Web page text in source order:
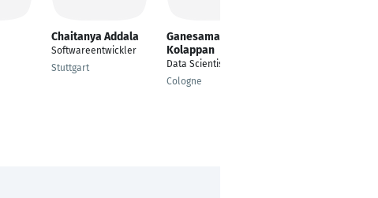
Chaitanya Addala
Softwareentwickler
Stuttgart
Ganesamanian
Kolappan
Data Scientist
Cologne